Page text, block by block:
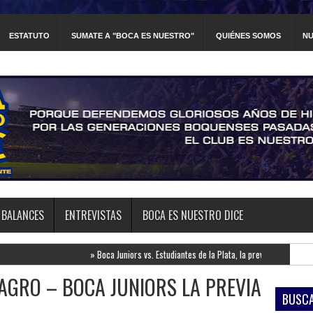
ESTATUTO SUMATE A "BOCA ES NUESTRO" QUIÉNES SOMOS
BALANCES ENTREVISTAS BOCA ES NUESTRO DICE
Boca Juniors vs. Estudiantes de la Plata, la previa » Newell's Old Boys
– BOCA JUNIORS LA PREVIA